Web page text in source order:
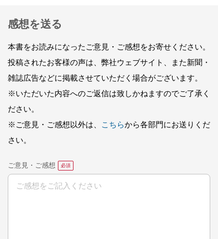
感想を送る
本書をお読みになったご意見・ご感想をお寄せください。
投稿されたお客様の声は、弊社ウェブサイト、また新聞・
雑誌広告などに掲載させていただく場合がございます。
※いただいた内容へのご返信は致しかねますのでご了承く
ださい。
※ご意見・ご感想以外は、
こちらから各部門にお送りくだ
さい。
ご意見・ご感想